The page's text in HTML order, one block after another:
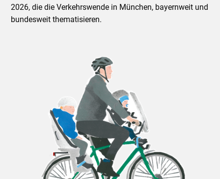
2026, die die Verkehrswende in München, bayernweit und
bundesweit thematisieren.